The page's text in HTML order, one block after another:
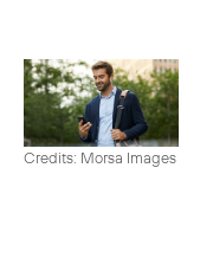
Credits: Morsa Images